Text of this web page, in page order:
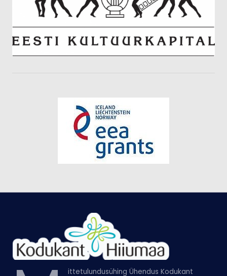
ittetulundusühing Ühendus Kodukant